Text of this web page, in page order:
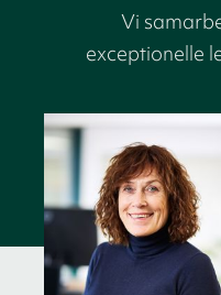
Vi
exceptionelle